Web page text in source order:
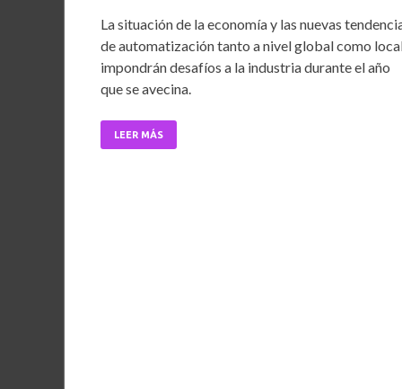
e
b
o
o
k
itt
er
ai
l
at
s
ke
dI
La situación de la economía y las nuevas
de automatización tanto a nivel global como
impondrán desafíos a la industria durante el año
que se avecina.
LEER MÁS